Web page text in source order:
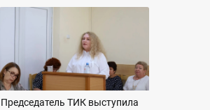
Председатель ТИК выступила